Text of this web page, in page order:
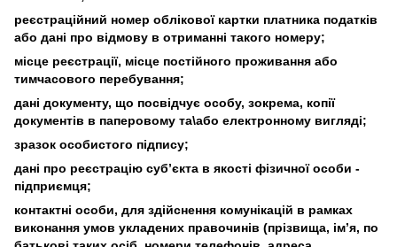
реєстраційний номер облікової картки платника податків
або дані про відмову в отриманні такого номеру;
місце реєстрації, місце постійного проживання або
тимчасового перебування;
дані документу, що посвідчує особу, зокрема, копії
документів в паперовому та\або електронному вигляді;
зразок особистого підпису;
дані про реєстрацію суб’єкта в якості фізичної особи -
підприємця;
контактні особи, для здійснення комунікацій в рамках
виконання умов укладених правочинів (прізвища, ім’я, по